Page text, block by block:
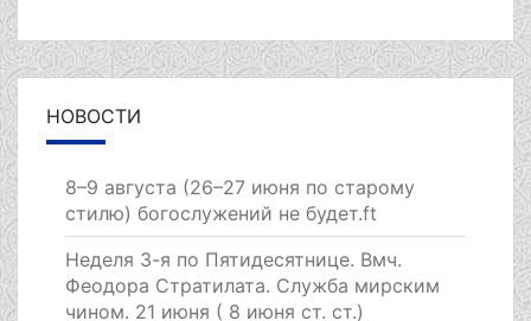
НОВОСТИ
8–9 августа (26–27 июня по старому
стилю) богослужений не будет.ft
Неделя 3-я по Пятидесятнице. Вмч.
Феодора Стратилата. Служба мирским
чином. 21 июня ( 8 июня ст. ст.)